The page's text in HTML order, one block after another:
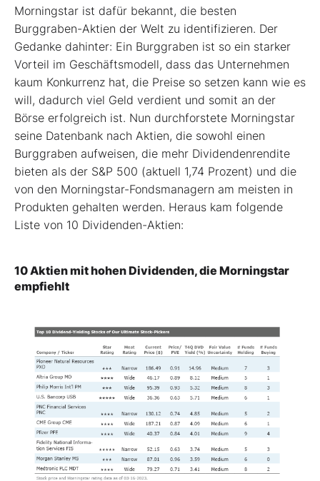
Morningstar ist dafür bekannt, die besten
Burggraben-Aktien der Welt zu identifizieren. Der
Gedanke dahinter: Ein Burggraben ist so ein starker
Vorteil im Geschäftsmodell, dass das Unternehmen
kaum Konkurrenz hat, die Preise so setzen kann wie es
will, dadurch viel Geld verdient und somit an der
Börse erfolgreich ist. Nun durchforstete Morningstar
seine Datenbank nach Aktien, die sowohl einen
Burggraben aufweisen, die mehr Dividendenrendite
bieten als der S&P 500 (aktuell 1,74 Prozent) und die
von den Morningstar-Fondsmanagern am meisten in
Produkten gehalten werden. Heraus kam folgende
Liste von 10 Dividenden-Aktien:
10 Aktien mit hohen Dividenden, die Morningstar
empfiehlt